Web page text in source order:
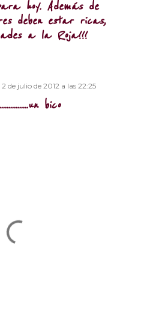
hoy. Además de
deben estar ricas,
a la Roja!!!
2 de julio de 2012 a las 22:25
bico